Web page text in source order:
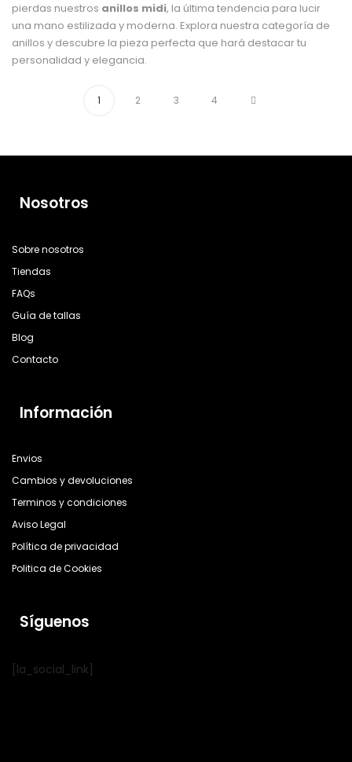
pierdas nuestros anillos midi, la última tendencia para lucir
una mano estilizada y moderna. Explora nuestra categoría de
anillos y descubre la pieza perfecta que hará destacar tu
personalidad y elegancia.
1 2 3 4
Nosotros
Sobre nosotros
Tiendas
FAQs
Guía de tallas
Blog
Contacto
Información
Envios
Cambios y devoluciones
Terminos y condiciones
Aviso Legal
Política de privacidad
Politica de Cookies
Síguenos
[la_social_link]